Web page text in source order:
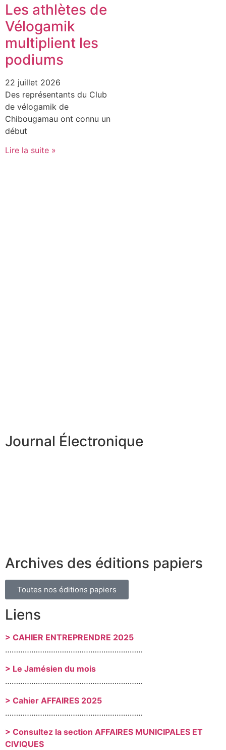
Les athlètes de
Vélogamik
multiplient les
podiums
22 juillet 2026
Des représentants du Club
de vélogamik de
Chibougamau ont connu un
début
Lire la suite »
Journal Électronique
Archives des éditions papiers
Toutes nos éditions papiers
Liens
> CAHIER ENTREPRENDRE 2025
………………………………………………………
> Le Jamésien du mois
………………………………………………………
> Cahier AFFAIRES 2025
………………………………………………………
> Consultez la section AFFAIRES MUNICIPALES ET
CIVIQUES